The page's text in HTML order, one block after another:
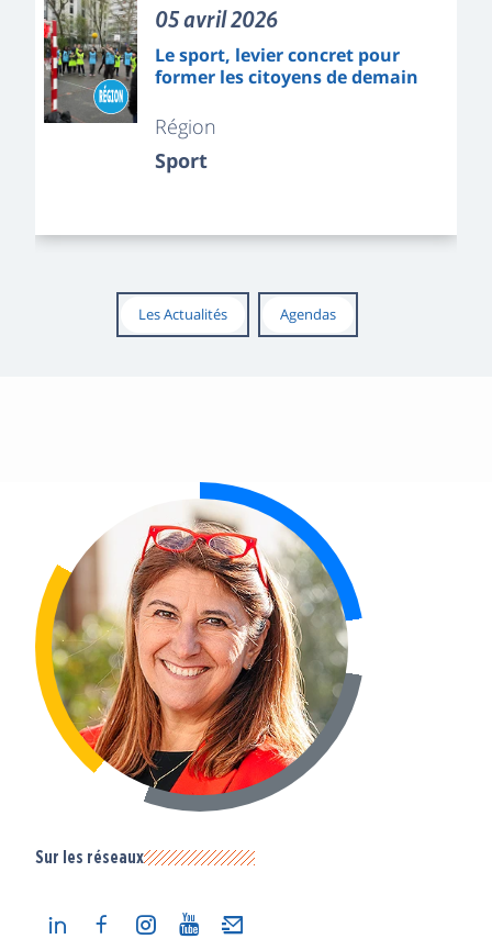
05 avril 2026
Le sport, levier concret pour
former les citoyens de demain
Région
Sport
Les Actualités Agendas
Sur les réseaux